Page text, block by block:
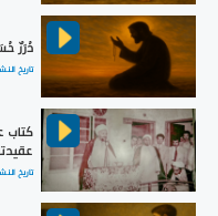
دُرَرٌ
تاريخ
كتاب
تاريخ